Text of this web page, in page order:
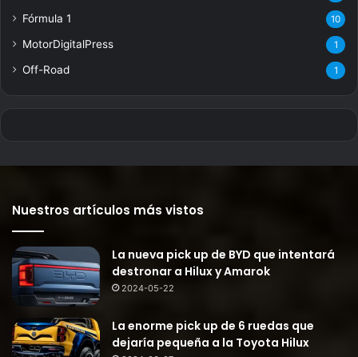
Fórmula 1 10
MotorDigitalPress 1
Off-Road 1
Nuestros artículos más vistos
La nueva pick up de BYD que intentará
destronar a Hilux y Amarok
2024-05-22
La enorme pick up de 6 ruedas que
dejaría pequeña a la Toyota Hilux